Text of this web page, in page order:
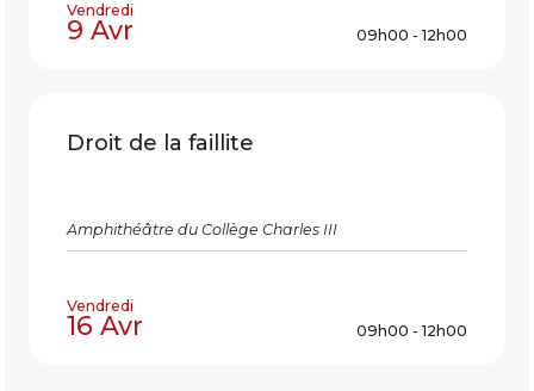
Vendredi
9 Avr 09h00 - 12h00
Droit de la faillite
Amphithéâtre du Collège Charles III
Vendredi
16 Avr 09h00 - 12h00